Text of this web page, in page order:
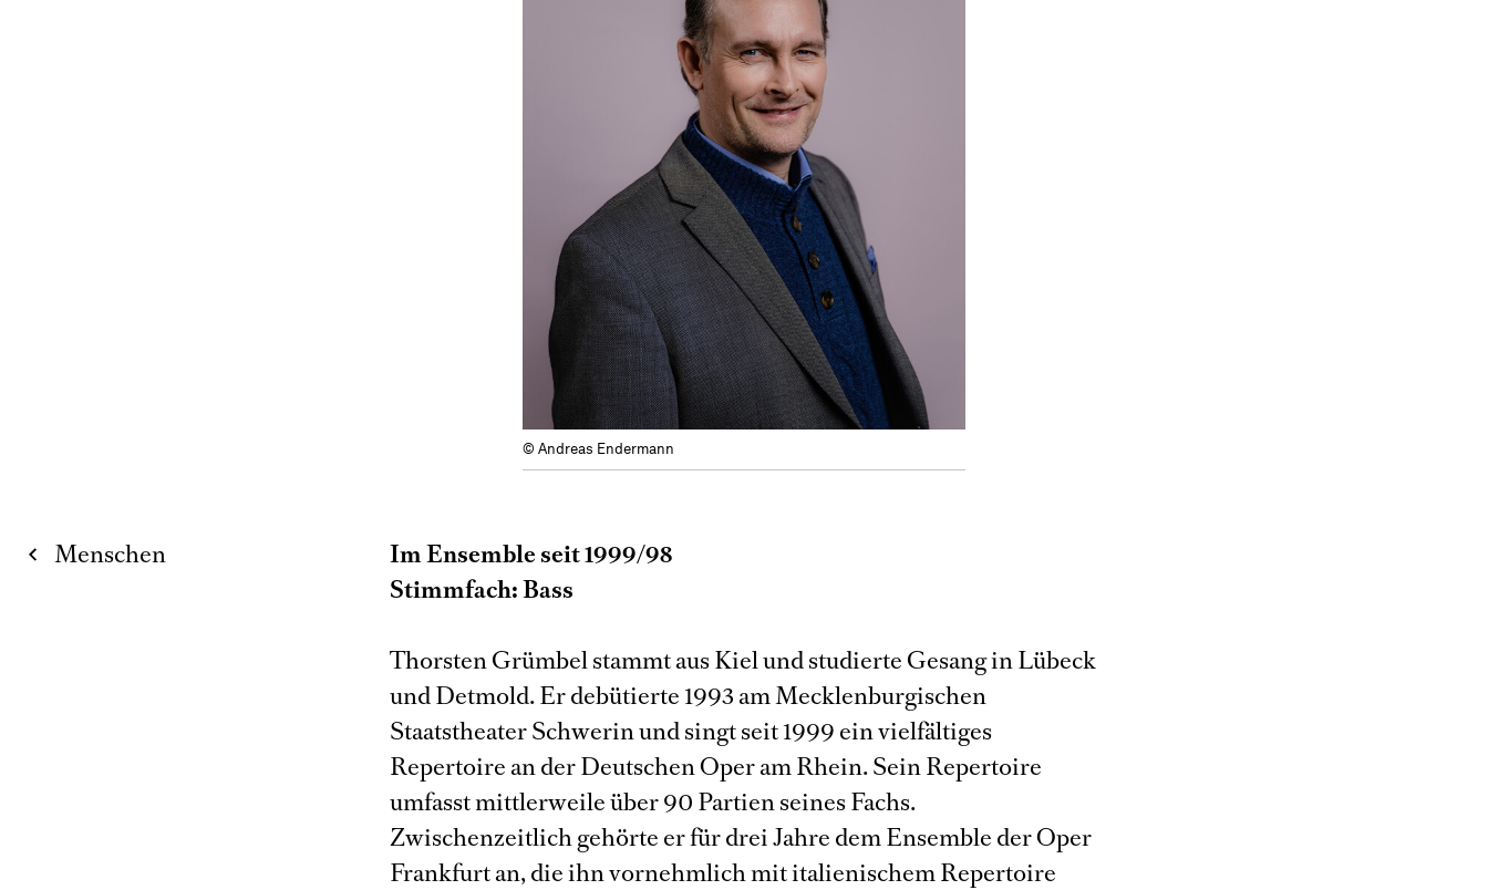
© Andreas Endermann
Menschen
Im Ensemble seit 1999/98
Stimmfach: Bass
Thorsten Grümbel stammt aus Kiel und studierte Gesang in Lübeck
und Detmold. Er debütierte 1993 am Mecklenburgischen
Staatstheater Schwerin und singt seit 1999 ein vielfältiges
Repertoire an der Deutschen Oper am Rhein. Sein Repertoire
umfasst mittlerweile über 90 Partien seines Fachs.
Zwischenzeitlich gehörte er für drei Jahre dem Ensemble der Oper
Frankfurt an, die ihn vornehmlich mit italienischem Repertoire